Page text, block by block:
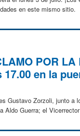
en este mismo sitio.
POR
en la
Gustavo Zorzoli, junto
Aldo Guerra; el